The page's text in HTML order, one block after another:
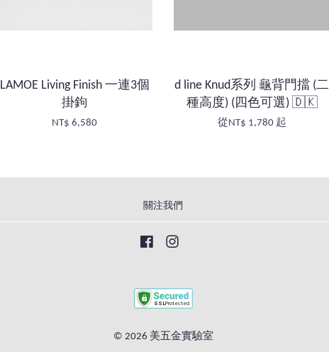
LAMOE Living Finish 一連3個
掛鉤
NT$ 6,580
d line Knud系列 龜背門擋 (二
種高度) (四色可選) 🇩🇰
從NT$ 1,780 起
關注我們
Facebook
© 2026 美五金實驗室